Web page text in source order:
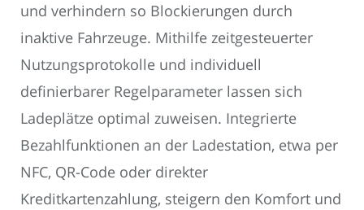
und verhindern so Blockierungen durch
inaktive Fahrzeuge. Mithilfe zeitgesteuerter
Nutzungsprotokolle und individuell
definierbarer Regelparameter lassen sich
Ladeplätze optimal zuweisen. Integrierte
Bezahlfunktionen an der Ladestation, etwa per
NFC, QR-Code oder direkter
Kreditkartenzahlung, steigern den Komfort und